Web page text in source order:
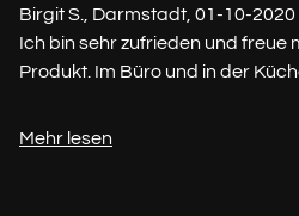
Birgit S., Darmstadt, 01-10-2020
Ich bin sehr zufrieden und freue
Produkt. Im Büro und in der
Mehr lesen